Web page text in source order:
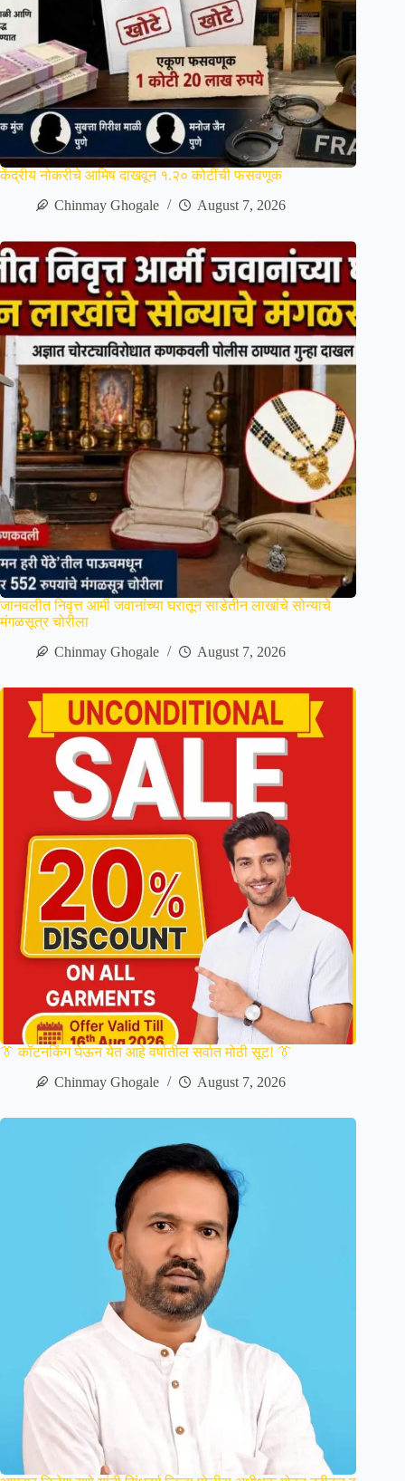
केंद्रीय नोकरीचे आमिष दाखवून १.२० कोटींची फसवणूक
Chinmay Ghogale
August 7, 2026
जानवलीत निवृत्त आर्मी जवानांच्या घरातून साडेतीन लाखांचे सोन्याचे
मंगळसूत्र चोरीला
Chinmay Ghogale
August 7, 2026
👔 कॉटनकिंग घेऊन येत आहे वर्षातील सर्वात मोठी सूट! 👔
Chinmay Ghogale
August 7, 2026